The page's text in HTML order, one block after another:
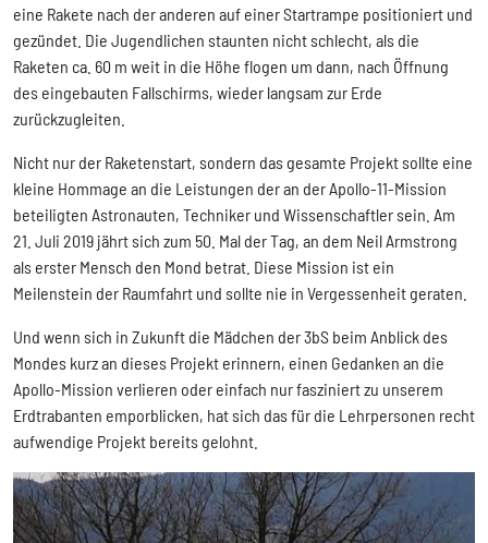
eine Rakete nach der anderen auf einer Startrampe positioniert und
gezündet. Die Jugendlichen staunten nicht schlecht, als die
Raketen ca. 60 m weit in die Höhe flogen um dann, nach Öffnung
des eingebauten Fallschirms, wieder langsam zur Erde
zurückzugleiten.
Nicht nur der Raketenstart, sondern das gesamte Projekt sollte eine
kleine Hommage an die Leistungen der an der Apollo-11-Mission
beteiligten Astronauten, Techniker und Wissenschaftler sein. Am
21. Juli 2019 jährt sich zum 50. Mal der Tag, an dem Neil Armstrong
als erster Mensch den Mond betrat. Diese Mission ist ein
Meilenstein der Raumfahrt und sollte nie in Vergessenheit geraten.
Und wenn sich in Zukunft die Mädchen der 3bS beim Anblick des
Mondes kurz an dieses Projekt erinnern, einen Gedanken an die
Apollo-Mission verlieren oder einfach nur fasziniert zu unserem
Erdtrabanten emporblicken, hat sich das für die Lehrpersonen recht
aufwendige Projekt bereits gelohnt.